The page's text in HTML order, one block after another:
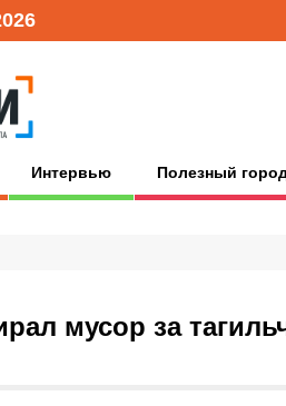
Интервью Полезный
мусор за